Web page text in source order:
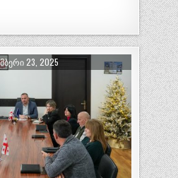
23, 2025